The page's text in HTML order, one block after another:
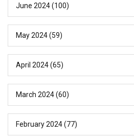
June 2024(100)
May 2024(59)
April 2024(65)
March 2024(60)
February 2024(77)